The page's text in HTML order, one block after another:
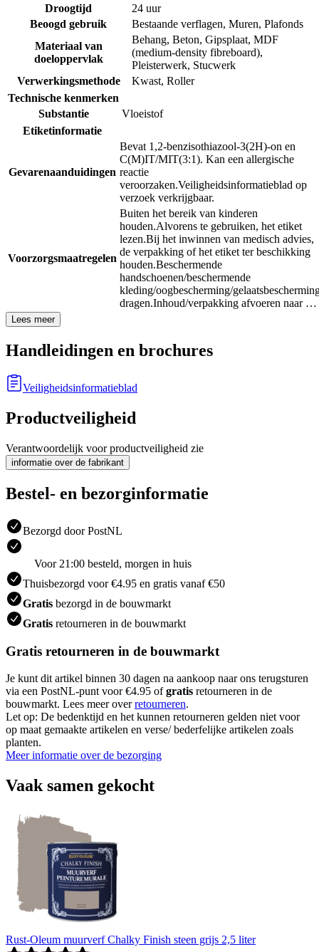
Droogtijd
24 uur
Beoogd gebruik
Bestaande verflagen, Muren, Plafonds
Materiaal van
doeloppervlak
Behang, Beton, Gipsplaat, MDF
(medium-density fibreboard),
Pleisterwerk, Stucwerk
Verwerkingsmethode
Kwast, Roller
Technische kenmerken
Substantie
Vloeistof
Etiketinformatie
Gevarenaanduidingen
Bevat 1,2-benzisothiazool-3(2H)-on en
C(M)IT/MIT(3:1). Kan een allergische
reactie
veroorzaken.Veiligheidsinformatieblad op
verzoek verkrijgbaar.
Voorzorgsmaatregelen
Buiten het bereik van kinderen
houden.Alvorens te gebruiken, het etiket
lezen.Bij het inwinnen van medisch advies,
de verpakking of het etiket ter beschikking
houden.Beschermende
handschoenen/beschermende
kleding/oogbescherming/
dragen.Inhoud/verpakking afvoeren naar …
Lees meer
Handleidingen en brochures
Veiligheidsinformatieblad
Productveiligheid
Verantwoordelijk voor productveiligheid zie
informatie over de fabrikant
Bestel- en bezorginformatie
Bezorgd door PostNL
Voor 21:00 besteld, morgen in huis
Thuisbezorgd voor €4.95 en gratis vanaf €50
Gratis bezorgd in de bouwmarkt
Gratis retourneren in de bouwmarkt
Gratis retourneren in de bouwmarkt
Je kunt dit artikel binnen 30 dagen na aankoop naar ons terugsturen
via een PostNL-punt voor €4.95 ofgratis retourneren in de
bouwmarkt. Lees meer overretourneren.
Let op: De bedenktijd en het kunnen retourneren gelden niet voor
op maat gemaakte artikelen en verse/ bederfelijke artikelen zoals
planten.
Meer informatie over de bezorging
Vaak samen gekocht
Rust-Oleum muurverf Chalky Finish steen grijs 2,5 liter